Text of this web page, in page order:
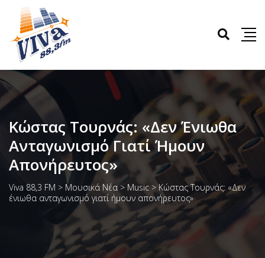
Κώστας Τουρνάς: «Δεν Ένιωθα
Ανταγωνισμό Γιατί Ήμουν
Απονήρευτος»
Viva 88,3 FM > Μουσικά Νέα > Music > Κώστας Τουρνάς: «Δεν
ένιωθα ανταγωνισμό γιατί ήμουν απονήρευτος»